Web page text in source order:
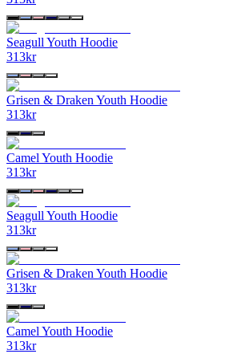
Seagull Youth Hoodie
313kr
Grisen & Draken Youth Hoodie
313kr
Camel Youth Hoodie
313kr
Seagull Youth Hoodie
313kr
Grisen & Draken Youth Hoodie
313kr
Camel Youth Hoodie
313kr